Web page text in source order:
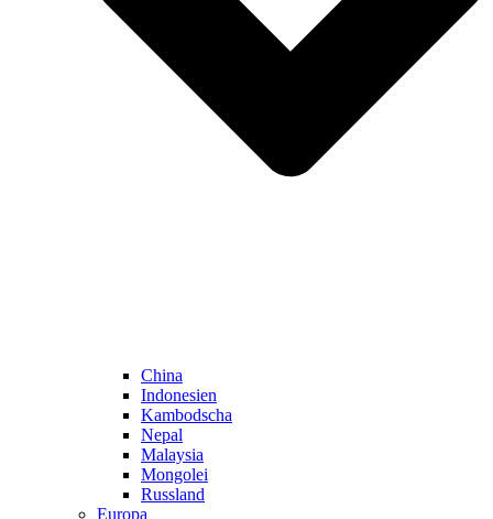
China
Indonesien
Kambodscha
Nepal
Malaysia
Mongolei
Russland
Europa